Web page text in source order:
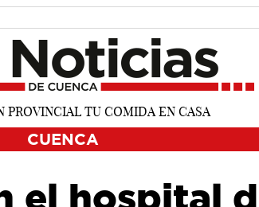
CUENCA
el hospital